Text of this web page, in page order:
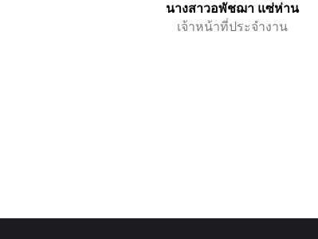
นางสาวอพัชฌา แซ่ห่าน
เจ้าหน้าที่ประจำงาน